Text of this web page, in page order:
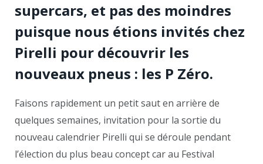
supercars, et pas des moindres
puisque nous étions invités chez
Pirelli pour découvrir les
nouveaux pneus : les P Zéro.
Faisons rapidement un petit saut en arrière de
quelques semaines, invitation pour la sortie du
nouveau calendrier Pirelli qui se déroule pendant
l’élection du plus beau concept car au Festival